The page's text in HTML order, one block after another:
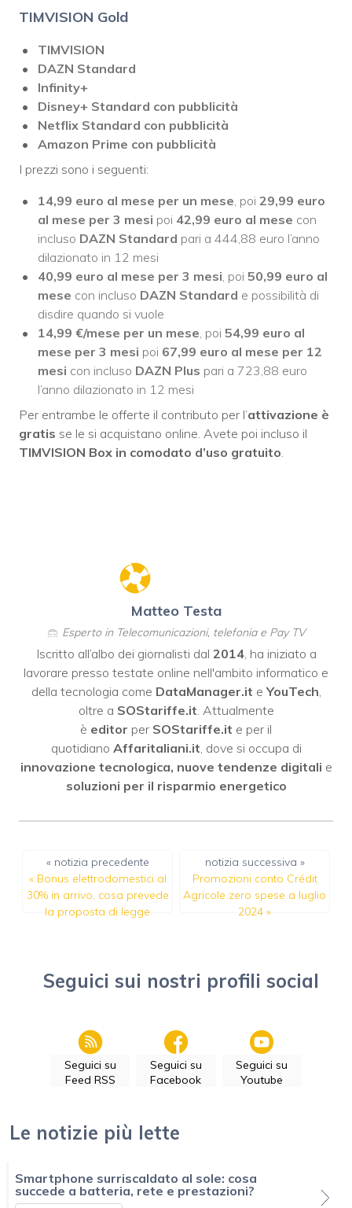
TIMVISION Gold
TIMVISION
DAZN Standard
Infinity+
Disney+ Standard con pubblicità
Netflix Standard con pubblicità
Amazon Prime con pubblicità
I prezzi sono i seguenti:
14,99 euro al mese per un mese, poi 29,99 euro
al mese per 3 mesi poi 42,99 euro al mese con
incluso DAZN Standard pari a 444,88 euro l’anno
dilazionato in 12 mesi
40,99 euro al mese per 3 mesi, poi 50,99 euro al
mese con incluso DAZN Standard e possibilità di
disdire quando si vuole
14,99 €/mese per un mese, poi 54,99 euro al
mese per 3 mesi poi 67,99 euro al mese per 12
mesi con incluso DAZN Plus pari a 723,88 euro
l’anno dilazionato in 12 mesi
Per entrambe le offerte il contributo per l’attivazione è
gratis se le si acquistano online. Avete poi incluso il
TIMVISION Box in comodato d’uso gratuito.
Matteo Testa
Esperto in Telecomunicazioni, telefonia e Pay TV
Iscritto all’albo dei giornalisti dal 2014, ha iniziato a
lavorare presso testate online nell'ambito informatico e
della tecnologia come DataManager.it eYouTech,
oltre a SOStariffe.it. Attualmente
è editor per SOStariffe.it e per il
quotidiano Affaritaliani.it, dove si occupa di
innovazione tecnologica, nuove tendenze digitali e
soluzioni per il risparmio energetico
« notizia precedente
« Bonus elettrodomestici al
30% in arrivo, cosa prevede
la proposta di legge
notizia successiva »
Promozioni conto Crédit
Agricole zero spese a luglio
2024 »
Seguici sui nostri profili social
Seguici su
Feed RSS
Seguici su
Facebook
Seguici su
Youtube
Le notizie più lette
Smartphone surriscaldato al sole: cosa
succede a batteria, rete e prestazioni?